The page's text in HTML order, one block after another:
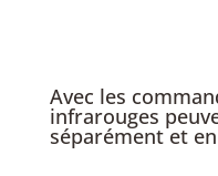
Avec les
infrarouges
séparément et